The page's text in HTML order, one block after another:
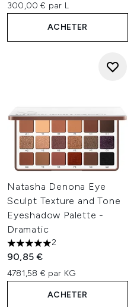
300,00 € par L
ACHETER
Natasha Denona Eye
Sculpt Texture and Tone
Eyeshadow Palette -
Dramatic
5 étoiles sur un maximum de 5
2
90,85 €
4781,58 € par KG
ACHETER